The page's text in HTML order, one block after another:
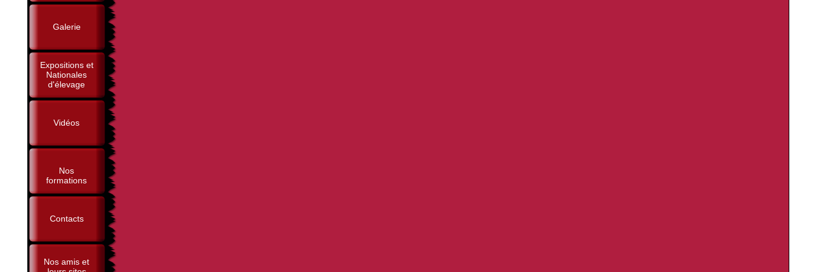
Galerie
Expositions et
Nationales
d'élevage
Vidéos
Nos
formations
Contacts
Nos amis et